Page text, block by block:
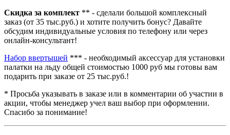
Скидка за комплект ** - сделали большой комплексный
заказ (от 35 тыс.руб.) и хотите получить бонус? Давайте
обсудим индивидуальные условия по телефону или через
онлайн-консультант!
Набор ввертышей *** - необходимый аксессуар для установки
палатки на льду общей стоимостью 1000 руб мы готовы вам
подарить при заказе от 25 тыс.руб.!
* Просьба указывать в заказе или в комментарии об участии в
акции, чтобы менеджер учел ваш выбор при оформлении.
Спасибо за понимание!